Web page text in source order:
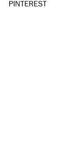
PINTEREST